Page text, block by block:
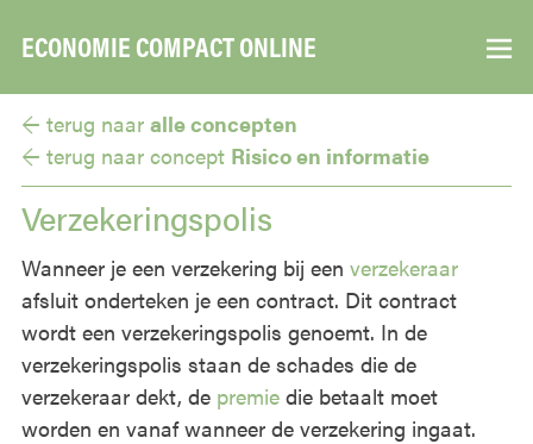
ECONOMIE COMPACT ONLINE ▼
← terug naar alle concepten
← terug naar concept Risico en informatie
Verzekeringspolis
Wanneer je een verzekering bij een verzekeraar
afsluit onderteken je een contract. Dit contract
wordt een verzekeringspolis genoemt. In de
verzekeringspolis staan de schades die de
verzekeraar dekt, de premie die betaalt moet
worden en vanaf wanneer de verzekering ingaat.